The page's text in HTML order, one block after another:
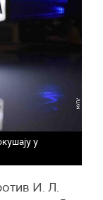
у
И. Л.